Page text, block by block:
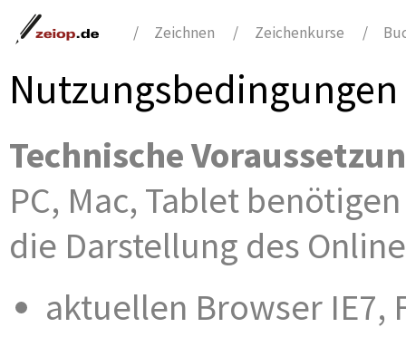
/ Zeichnen / Zeichenkurse /
Nutzungsbedingungen
Technische
PC, Mac, Tablet
die Darstellung des
aktuellen Browser IE7,